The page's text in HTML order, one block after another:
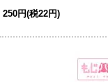
250円(税22円)